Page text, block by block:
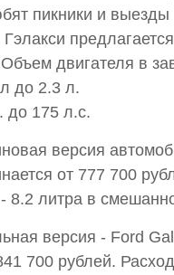
пикники и
двигателя в
до 2.3 л.
до 175 л.с.
версия
от 777 700
8.2 литра в
версия - Ford
700 рублей.